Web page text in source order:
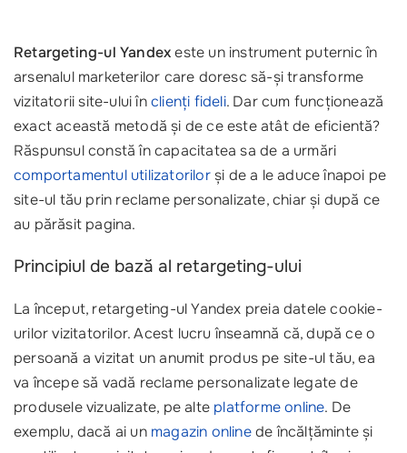
Retargeting-ul Yandexeste un instrument puternic în
arsenalul marketerilor care doresc să-și transforme
vizitatorii site-ului înclienți fideli. Dar cum funcționează
exact această metodă și de ce este atât de eficientă?
Răspunsul constă în capacitatea sa de a urmări
comportamentul utilizatorilorși de a le aduce înapoi pe
site-ul tău prin reclame personalizate, chiar și după ce
au părăsit pagina.
Principiul de bază al retargeting-ului
La început, retargeting-ul Yandex preia datele cookie-
urilor vizitatorilor. Acest lucru înseamnă că, după ce o
persoană a vizitat un anumit produs pe site-ul tău, ea
va începe să vadă reclame personalizate legate de
produsele vizualizate, pe alte platforme online. De
exemplu, dacă ai un magazin onlinede încălțăminte și